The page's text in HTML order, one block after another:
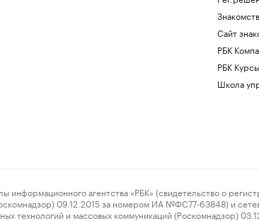
Сайт
РБК
РБК Курсы
Школа
агентства «РБК» (свидетельство о
09.12.2015 за номером ИА №ФС77-63848) и
технологий и массовых коммуникаций (Роскомнадзор)